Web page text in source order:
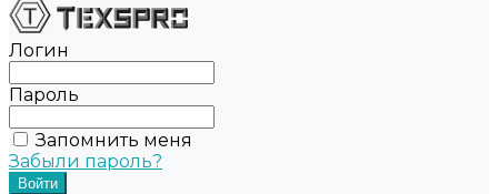
Логин
Пароль
Запомнить меня
Забыли пароль?